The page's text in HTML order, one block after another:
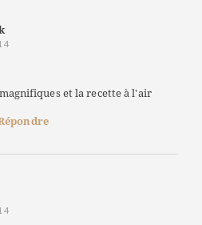
et la recette à l'air